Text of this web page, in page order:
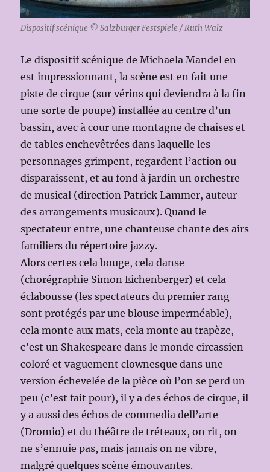
Dispositif scénique © Salzburger Festspiele / Ruth Walz
Le dispositif scénique de Michaela Mandel en
est impressionnant, la scène est en fait une
piste de cirque (sur vérins qui deviendra à la fin
une sorte de poupe) installée au centre d’un
bassin, avec à cour une montagne de chaises et
de tables enchevêtrées dans laquelle les
personnages grimpent, regardent l’action ou
disparaissent, et au fond à jardin un orchestre
de musical (direction Patrick Lammer, auteur
des arrangements musicaux). Quand le
spectateur entre, une chanteuse chante des airs
familiers du répertoire jazzy.
Alors certes cela bouge, cela danse
(chorégraphie Simon Eichenberger) et cela
éclabousse (les spectateurs du premier rang
sont protégés par une blouse imperméable),
cela monte aux mats, cela monte au trapèze,
c’est un Shakespeare dans le monde circassien
coloré et vaguement clownesque dans une
version échevelée de la pièce où l’on se perd un
peu (c’est fait pour), il y a des échos de cirque, il
y a aussi des échos de commedia dell’arte
(Dromio) et du théâtre de tréteaux, on rit, on
ne s’ennuie pas, mais jamais on ne vibre,
malgré quelques scène émouvantes.